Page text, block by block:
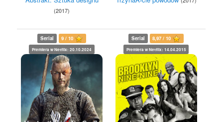
(2017)
Serial 9 / 10
Premiera w Netflix: 20.10.2024
Serial 8,97 / 10
Premiera w Netflix: 14.04.2015